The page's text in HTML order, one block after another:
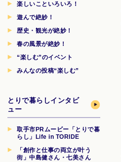
楽しいこといろいろ！
遊んで絶妙！
歴史・観光が絶妙！
春の風景が絶妙！
“楽しむ”のイベント
みんなの投稿“楽しむ”
とりで暮らしインタビ
ュー
取手市PRムービー「とりで暮
らし」Life in TORIDE
「創作と仕事の両立が叶う
街」中島健さん・七美さん